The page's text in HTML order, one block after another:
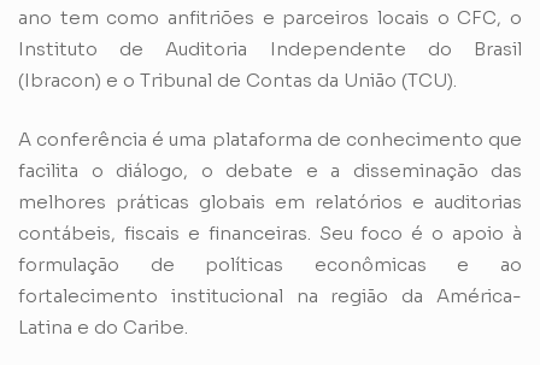
ano tem como anfitriões e parceiros locais o CFC, o
Instituto de Auditoria Independente do Brasil
(Ibracon) e o Tribunal de Contas da União (TCU).
A conferência é uma plataforma de conhecimento que
facilita o diálogo, o debate e a disseminação das
melhores práticas globais em relatórios e auditorias
contábeis, fiscais e financeiras. Seu foco é o apoio à
formulação de políticas econômicas e ao
fortalecimento institucional na região da América-
Latina e do Caribe.